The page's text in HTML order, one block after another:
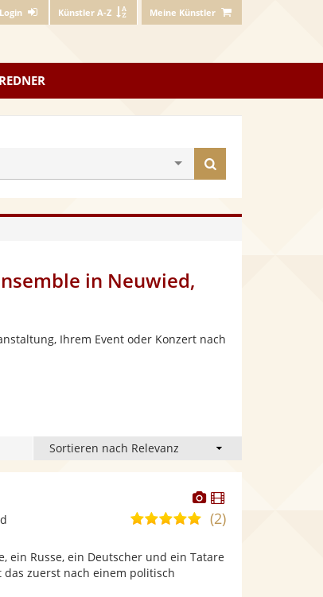
Künstler A-Z Meine Künstler
REDNER
finden
in Neuwied,
Ihrem Event oder Konzert nach
Dieser
Künstler
stellt
bereit.
Dieser
Künstler
5,0
5
(2)
ein Russe, ein Deutscher und ein Tatare
zuerst nach einem politisch